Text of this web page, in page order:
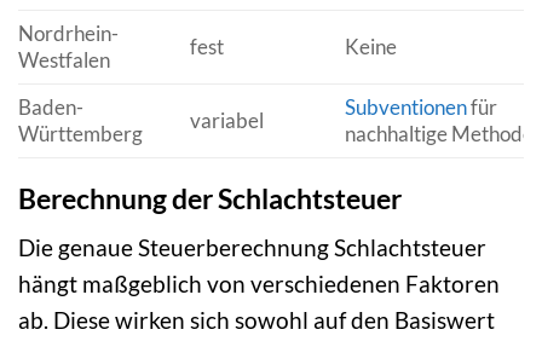
Nordrhein-
Westfalen
fest Keine
Baden-
Württemberg
variabel
Subventionenfür
nachhaltige
Berechnung der Schlachtsteuer
Die genaue Steuerberechnung Schlachtsteuer
hängt maßgeblich von verschiedenen Faktoren
ab. Diese wirken sich sowohl auf den Basiswert